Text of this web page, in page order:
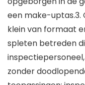
een make-uptas.3.
klein van formaat
spleten betreden
zonder